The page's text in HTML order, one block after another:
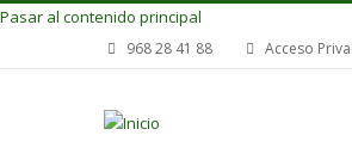
Pasar al contenido principal
968 28 41 88 Acceso